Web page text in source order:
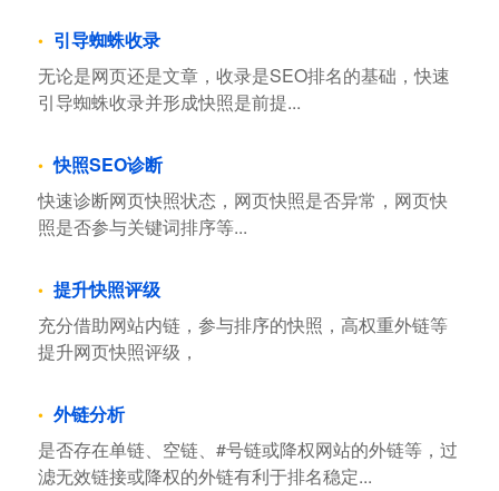
引导蜘蛛收录
无论是网页还是文章，收录是SEO排名的基础，快速
引导蜘蛛收录并形成快照是前提...
快照SEO诊断
快速诊断网页快照状态，网页快照是否异常，网页快
照是否参与关键词排序等...
提升快照评级
充分借助网站内链，参与排序的快照，高权重外链等
提升网页快照评级，
外链分析
是否存在单链、空链、#号链或降权网站的外链等，过
滤无效链接或降权的外链有利于排名稳定...